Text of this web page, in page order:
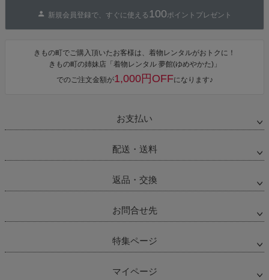
新規会員登録で、すぐに使える 100ポイントプレゼント
きもの町でご購入頂いたお客様は、着物レンタルがおトクに！
きもの町の姉妹店「着物レンタル 夢館(ゆめやかた)」
でのご注文金額が1,000円OFFになります♪
お支払い
配送・送料
返品・交換
お問合せ先
特集ページ
マイページ